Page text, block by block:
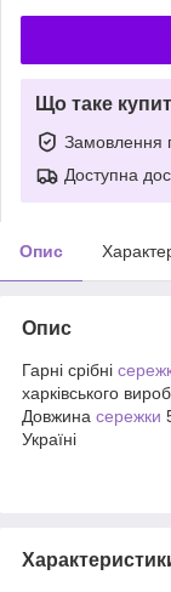
Що таке
Замовлення
Доступна
Опис
Опис
Гарні срібні
харківського
Довжина сережки
Україні